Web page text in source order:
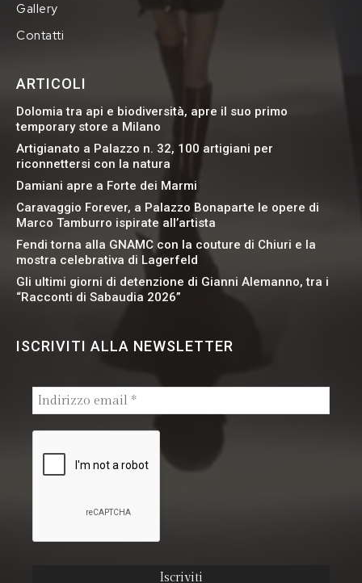
Gallery
Contatti
ARTICOLI
Dolomia tra api e biodiversità, apre il suo primo
temporary store a Milano
Artigianato a Palazzo n. 32, 100 artigiani per
riconnettersi con la natura
Damiani apre a Forte dei Marmi
Caravaggio Forever, a Palazzo Bonaparte le opere di
Marco Tamburro ispirate all’artista
Fendi torna alla GNAMC con la couture di Chiuri e la
mostra celebrativa di Lagerfeld
Gli ultimi giorni di detenzione di Gianni Alemanno, tra i
“Racconti di Sabaudia 2026”
ISCRIVITI ALLA NEWSLETTER